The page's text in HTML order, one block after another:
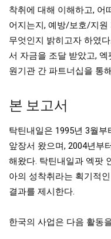
착취에 대해 이해하고, 어
어지는지, 예방/보호/지
무엇인지 밝히고자 하였
서 자금을 조달 받았고,
원기관 간 파트너십을 통
본 보고서
탁틴내일은 1995년 3월
앞장서 왔으며, 2004년부
해왔다. 탁틴내일과 엑팟
아의 성착취라는 획기적
결과를 제시한다.
한국의 사업은 다음 활동